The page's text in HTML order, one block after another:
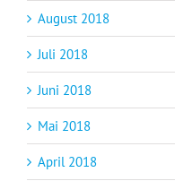
August 2018
Juli 2018
Juni 2018
Mai 2018
April 2018